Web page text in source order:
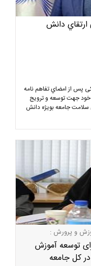
دانش
پس از امضاي تفاهم نامه
جهت توسعه و ترویج
جامعه بویژه دانش
و پرورش :
توسعه آموزش
کل جامعه